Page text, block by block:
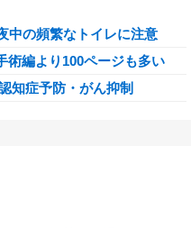
中の頻繁なトイレに注意
術編より100ページも多い
知症予防・がん抑制